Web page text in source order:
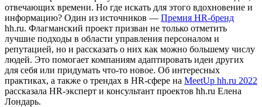
отвечающих времени. Но где искать для этого вдохновение и
информацию? Один из источников — Премия HR-бренд
hh.ru. Флагманский проект призван не только отметить
лучшие подходы в области управления персоналом и
репутацией, но и рассказать о них как можно большему числу
людей. Это помогает компаниям адаптировать идеи других
для себя или придумать что-то новое. Об интересных
практиках, а также о трендах в HR-сфере на MeetUp hh.ru 2022
рассказала HR-эксперт и консультант проектов hh.ru Елена
Лондарь.